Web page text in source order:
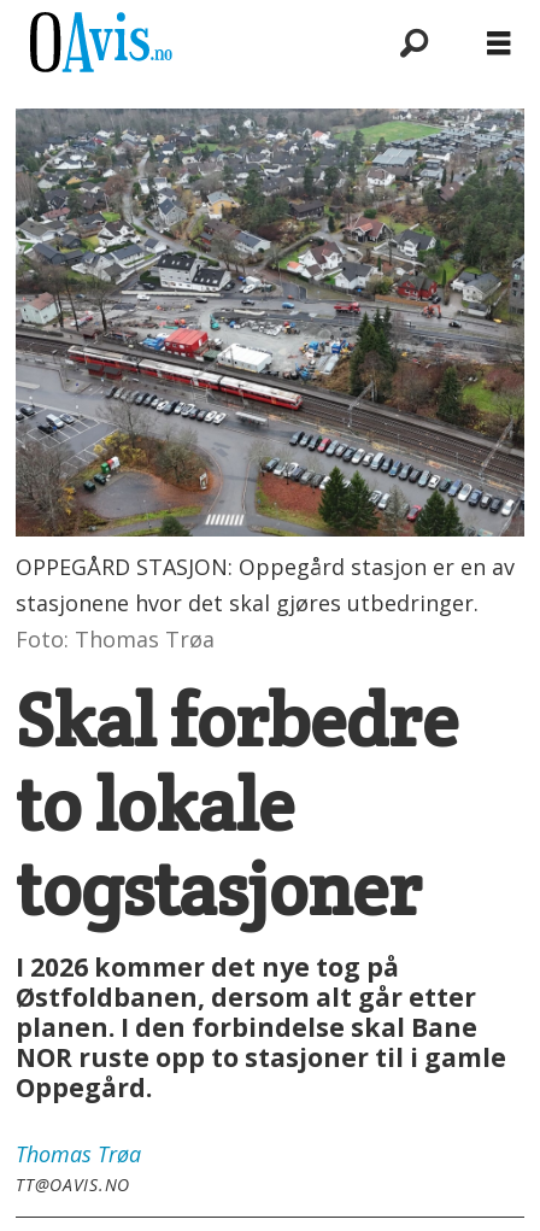
OPPEGÅRD STASJON: Oppegård stasjon er en av
stasjonene hvor det skal gjøres utbedringer.
Foto: Thomas Trøa
Skal forbedre
to lokale
togstasjoner
I 2026 kommer det nye tog på
Østfoldbanen, dersom alt går etter
planen. I den forbindelse skal Bane
NOR ruste opp to stasjoner til i gamle
Oppegård.
Thomas Trøa
TT@OAVIS.NO